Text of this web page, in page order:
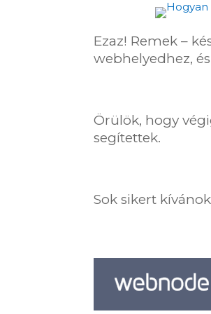
Ezaz! Remek –
webhelyedhez,
Örülök, hogy
segítettek.
Sok sikert